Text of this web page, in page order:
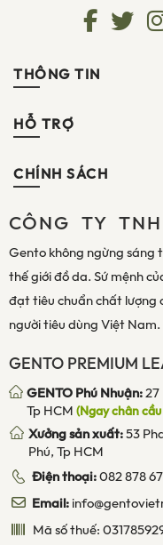
THÔNG TIN
HỖ TRỢ
CHÍNH SÁCH
CÔNG TY
Gento không ngừng sáng
thế giới đồ da. Sứ mệnh
đạt tiêu chuẩn chất lượng
người tiêu dùng Việt Nam.
GENTO PREMIUM
GENTO Phú Nhuận:27
Tp HCM (Ngay chân cầu
Xưởng sản xuất:53
Phú, Tp HCM
Điện thoại:082 878
Email:
Mã số thuế: